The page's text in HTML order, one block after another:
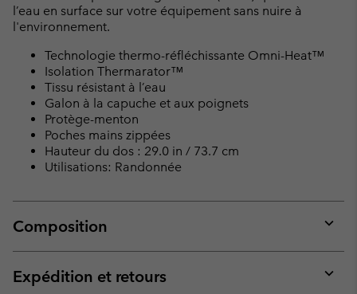
l’eau en surface sur votre équipement sans nuire à
l'environnement.
Technologie thermo-réfléchissante Omni-Heat™
Isolation Thermarator™
Tissu résistant à l’eau
Galon à la capuche et aux poignets
Protège-menton
Poches mains zippées
Hauteur du dos : 29.0 in / 73.7 cm
Utilisations: Randonnée
Composition
or
Expédition et retours